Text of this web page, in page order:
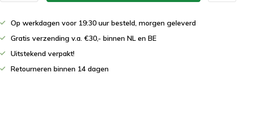
Op werkdagen voor 19:30 uur besteld, morgen geleverd
Gratis verzending v.a. €30,- binnen NL en BE
Uitstekend verpakt!
Retourneren binnen 14 dagen